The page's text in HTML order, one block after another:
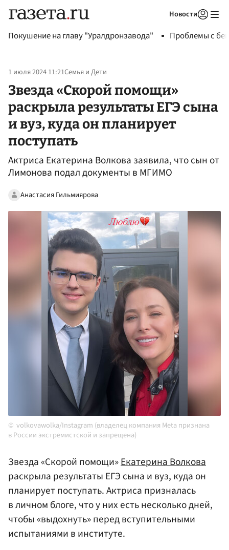
Новости
Покушение на главу "Уралдронзавода" Проблемы с
1 июля 2024 11:21Семья и Дети
Звезда «Скорой помощи»
раскрыла результаты ЕГЭ сына
и вуз, куда он планирует
поступать
Актриса Екатерина Волкова заявила, что сын от
Лимонова подал документы в МГИМО
Анастасия Гильмиярова
volkovawolka/Instagram (владелец компания Meta признана
в России экстремистской и запрещена)
Звезда «Скорой помощи»Екатерина Волкова
раскрыла результаты ЕГЭ сына и вуз, куда он
планирует поступать. Актриса призналась
в личном блоге, что у них есть несколько дней,
чтобы «выдохнуть» перед вступительными
испытаниями в институте.